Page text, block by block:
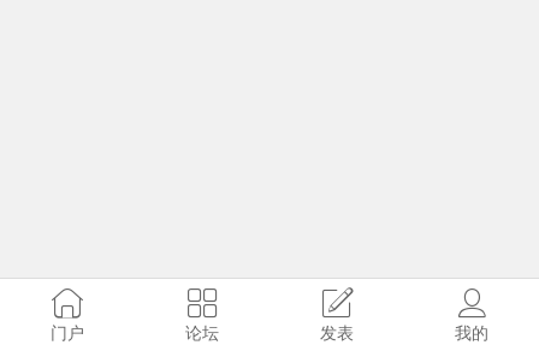
门户 论坛 发表 我的